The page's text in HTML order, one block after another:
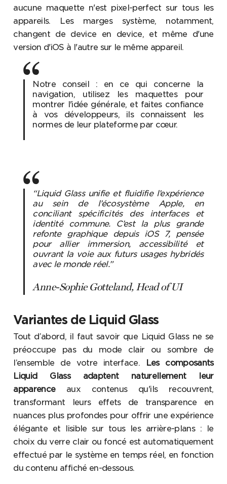
aucune maquette n'est pixel-perfect sur tous les
appareils. Les marges système, notamment,
changent de device en device, et même d'une
version d'iOS à l'autre sur le même appareil.
Notre conseil : en ce qui concerne la
navigation, utilisez les maquettes pour
montrer l'idée générale, et faites confiance
à vos développeurs, ils connaissent les
normes de leur plateforme par cœur.
“Liquid Glass unifie et fluidifie l’expérience
au sein de l’écosystème Apple, en
conciliant spécificités des interfaces et
identité commune. C’est la plus grande
refonte graphique depuis iOS 7, pensée
pour allier immersion, accessibilité et
ouvrant la voie aux futurs usages hybridés
avec le monde réel.”
Anne-Sophie Gotteland, Head of UI
Variantes de Liquid Glass
Tout d’abord, il faut savoir que Liquid Glass ne se
préoccupe pas du mode clair ou sombre de
l’ensemble de votre interface.
Les composants
Liquid Glass adaptent naturellement leur
apparenceaux contenus qu'ils recouvrent,
transformant leurs effets de transparence en
nuances plus profondes pour offrir une expérience
élégante et lisible sur tous les arrière-plans : le
choix du verre clair ou foncé est automatiquement
effectué par le système en temps réel, en fonction
du contenu affiché en-dessous.